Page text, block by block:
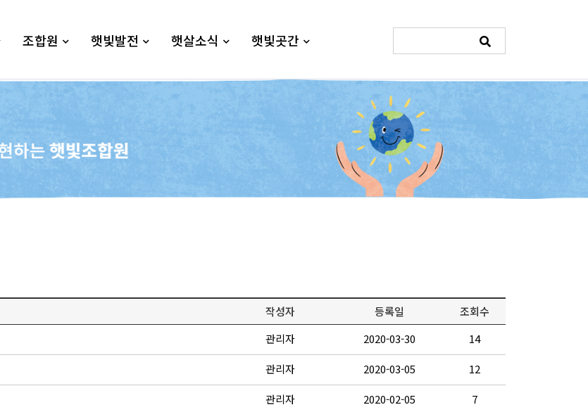
조합원 햇빛발전 햇살소식 햇빛곳간
작성자 등록일
조회수
관리자 2020-03-30 14
관리자 2020-03-05 12
관리자 2020-02-05 7